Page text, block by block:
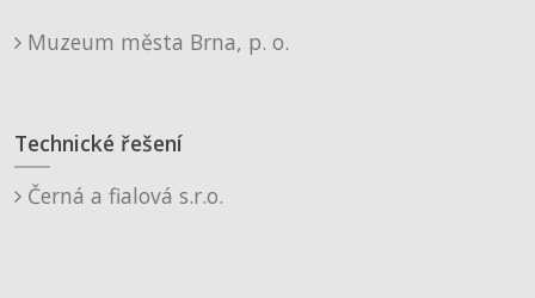
Muzeum města Brna, p. o.
Technické řešení
Černá a fialová s.r.o.